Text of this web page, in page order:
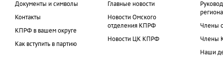
Документы и символы
Контакты
КПРФ в вашем округе
Как вступить в партию
Главные новости
Новости Омского
отделения КПРФ
Новости ЦК КПРФ
Члены
Члены
Наши